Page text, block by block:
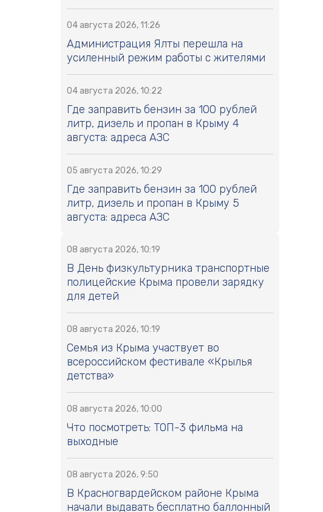
04 августа 2026, 11:26
Администрация Ялты перешла на
усиленный режим работы с жителями
04 августа 2026, 10:22
Где заправить бензин за 100 рублей
литр, дизель и пропан в Крыму 4
августа: адреса АЗС
05 августа 2026, 10:29
Где заправить бензин за 100 рублей
литр, дизель и пропан в Крыму 5
августа: адреса АЗС
08 августа 2026, 10:19
В День физкультурника транспортные
полицейские Крыма провели зарядку
для детей
08 августа 2026, 10:19
Семья из Крыма участвует во
всероссийском фестивале «Крылья
детства»
08 августа 2026, 10:00
Что посмотреть: ТОП-3 фильма на
выходные
08 августа 2026, 9:50
В Красногвардейском районе Крыма
начали выдавать бесплатно баллонный